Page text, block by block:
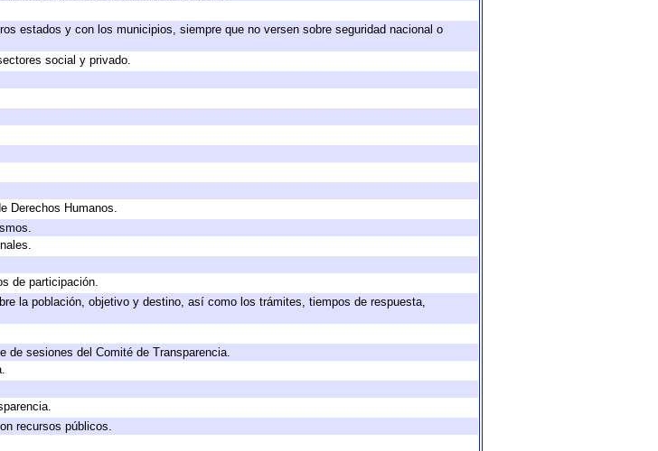
estados y con los municipios, siempre que no versen sobre seguridad nacional o
social y privado.
Derechos Humanos.
de participación.
la población, objetivo y destino, así como los trámites, tiempos de respuesta,
de sesiones del Comité de Transparencia.
recursos públicos.